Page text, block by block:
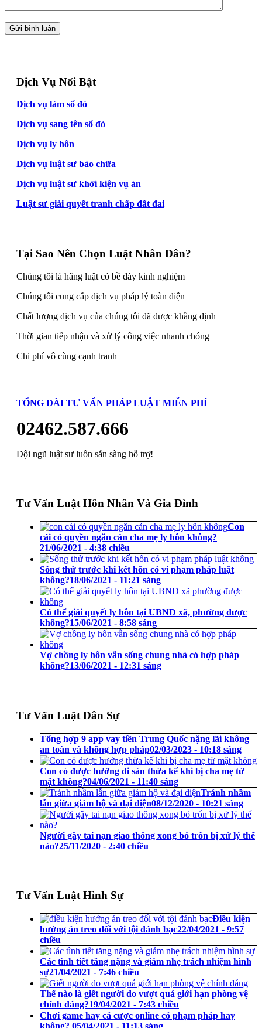
Dịch Vụ Nổi Bật
Dịch vụ làm sổ đỏ
Dịch vụ sang tên sổ đỏ
Dịch vụ ly hôn
Dịch vụ luật sư bào chữa
Dịch vụ luật sư khởi kiện vụ án
Luật sư giải quyết tranh chấp đất đai
Tại Sao Nên Chọn Luật Nhân Dân?
Chúng tôi là hãng luật có bề dày kinh nghiệm
Chúng tôi cung cấp dịch vụ pháp lý toàn diện
Chất lượng dịch vụ của chúng tôi đã được khẳng định
Thời gian tiếp nhận và xử lý công việc nhanh chóng
Chi phí vô cùng cạnh tranh
TỔNG ĐÀI TƯ VẤN PHÁP LUẬT MIỄN PHÍ
02462.587.666
Đội ngũ luật sư luôn sẵn sàng hỗ trợ!
Tư Vấn Luật Hôn Nhân Và Gia Đình
Con
cái có quyền ngăn cản cha mẹ ly hôn không?
21/06/2021 - 4:38 chiều
Sống thử trước khi kết hôn có vi phạm pháp luật
không?18/06/2021 - 11:21 sáng
Có thể giải quyết ly hôn tại UBND xã, phường được
không?15/06/2021 - 8:58 sáng
Vợ chồng ly hôn vẫn sống chung nhà có hợp pháp
không?13/06/2021 - 12:31 sáng
Tư Vấn Luật Dân Sự
Tổng hợp 9 app vay tiền Trung Quốc nặng lãi không
an toàn và không hợp pháp02/03/2023 - 10:18 sáng
Con có được hưởng di sản thừa kế khi bị cha mẹ từ
mặt không?04/06/2021 - 11:40 sáng
Tránh nhầm
lẫn giữa giám hộ và đại diện08/12/2020 - 10:21 sáng
Người gây tai nạn giao thông xong bỏ trốn bị xử lý thế
nào?25/11/2020 - 2:40 chiều
Tư Vấn Luật Hình Sự
Điều kiện
hưởng án treo đối với tội đánh bạc22/04/2021 - 9:57
chiều
Các tình tiết tăng nặng và giảm nhẹ trách nhiệm hình
sự21/04/2021 - 7:46 chiều
Thế nào là giết người do vượt quá giới hạn phòng vệ
chính đáng?19/04/2021 - 7:43 chiều
Chơi game hay cá cược online có phạm pháp hay
không? 05/04/2021 - 11:13 sáng